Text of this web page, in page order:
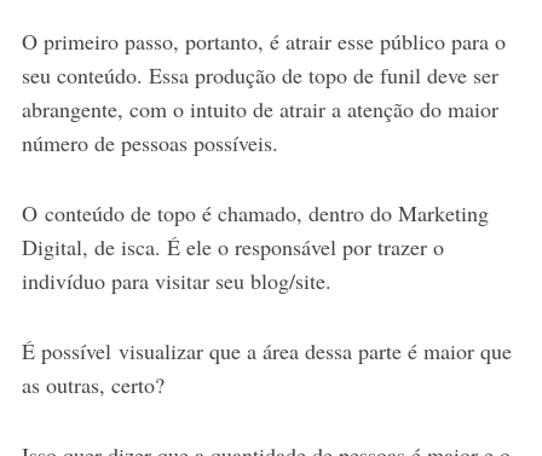
O primeiro passo, portanto, é atrair esse público para o
seu conteúdo. Essa produção de topo de funil deve ser
abrangente, com o intuito de atrair a atenção do maior
número de pessoas possíveis.
O conteúdo de topo é chamado, dentro do Marketing
Digital, de isca. É ele o responsável por trazer o
indivíduo para visitar seu blog/site.
É possível visualizar que a área dessa parte é maior que
as outras, certo?